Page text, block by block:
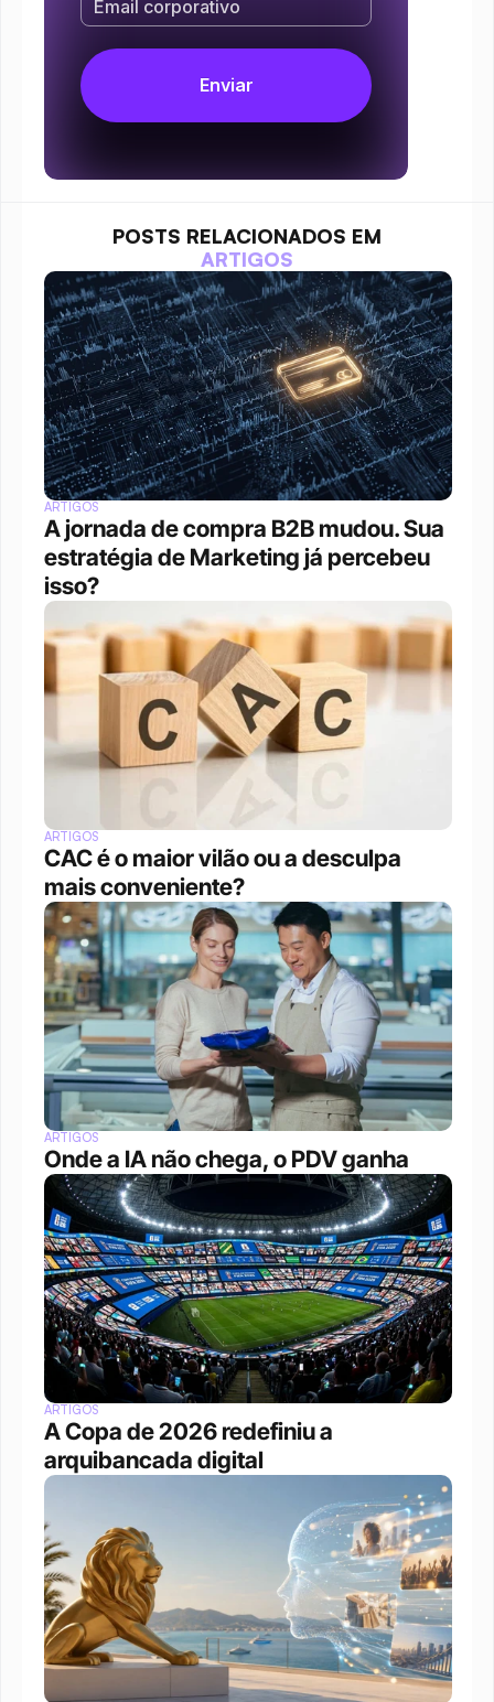
POSTS RELACIONADOS EM
ARTIGOS
ARTIGOS
A jornada de compra B2B mudou. Sua
estratégia de Marketing já percebeu
isso?
ARTIGOS
CAC é o maior vilão ou a desculpa
mais conveniente?
ARTIGOS
Onde a IA não chega, o PDV ganha
ARTIGOS
A Copa de 2026 redefiniu a
arquibancada digital